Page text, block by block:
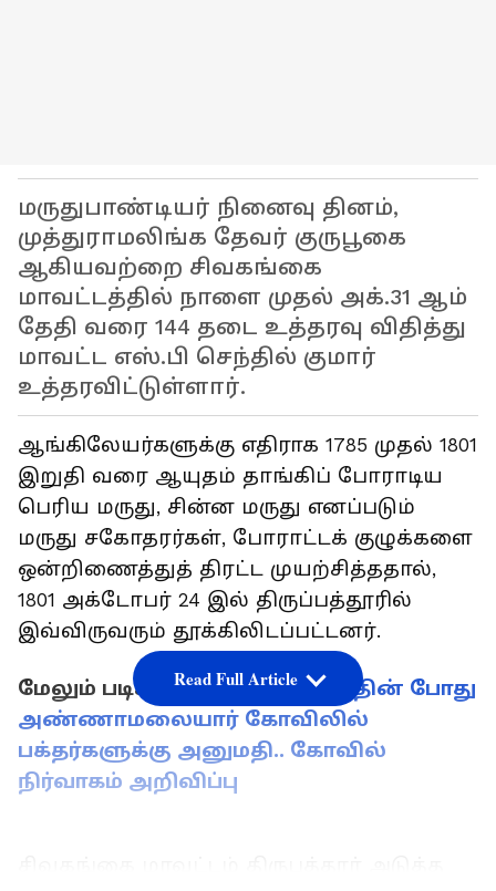
மருதுபாண்டியர் நினைவு தினம்,
முத்துராமலிங்க தேவர் குருபூகை
ஆகியவற்றை சிவகங்கை
மாவட்டத்தில் நாளை முதல் அக்.31 ஆம்
தேதி வரை 144 தடை உத்தரவு விதித்து
மாவட்ட எஸ்.பி செந்தில் குமார்
உத்தரவிட்டுள்ளார்.
ஆங்கிலேயர்களுக்கு எதிராக 1785 முதல் 1801
இறுதி வரை ஆயுதம் தாங்கிப் போராடிய
பெரிய மருது, சின்ன மருது எனப்படும்
மருது சகோதரர்கள், போராட்டக் குழுக்களை
ஒன்றிணைத்துத் திரட்ட முயற்சித்ததால்,
1801 அக்டோபர் 24 இல் திருப்பத்தூரில்
இவ்விருவரும் தூக்கிலிடப்பட்டனர்.
மேலும் படிக்க:சூரிய கிரகணத்தின் போது
அண்ணாமலையார் கோவிலில்
பக்தர்களுக்கு அனுமதி.. கோவில்
நிர்வாகம் அறிவிப்பு
Read Full Article